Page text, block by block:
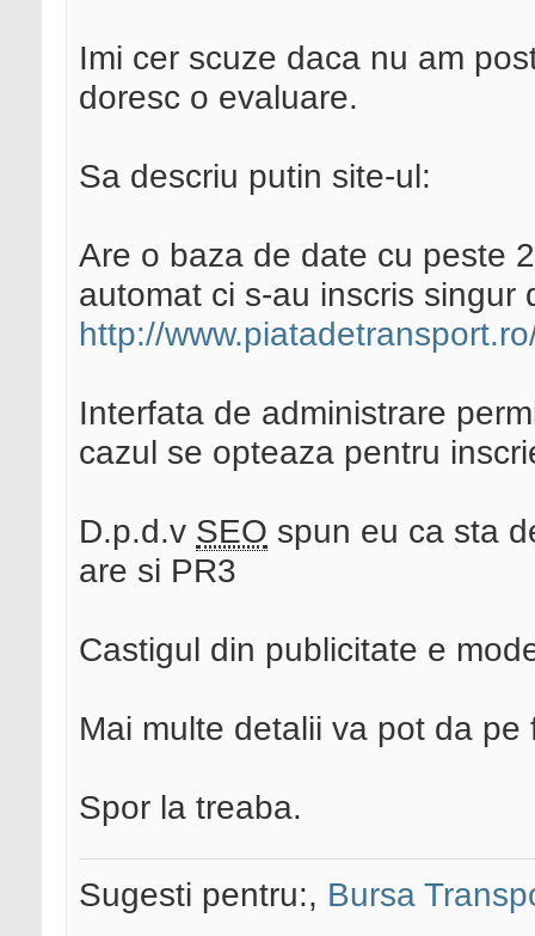
Imi cer scuze daca nu am
doresc o evaluare.
Sa descriu putin site-ul:
Are o baza de date cu peste
automat ci s-au inscris singur
http://
Interfata de administrare
cazul se opteaza pentru
D.p.d.v SEO spun eu ca sta
are si PR3
Castigul din publicitate e
Mai multe detalii va pot da
Spor la treaba.
Sugesti pentru:, Bursa